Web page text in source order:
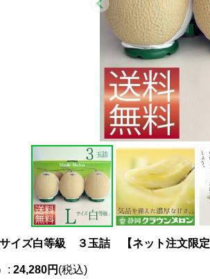
イズ白等級 ３玉詰 【ネット注文限定
: 24,280円 (税込)